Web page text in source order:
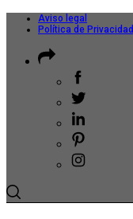
Aviso legal
Política de Privacidad